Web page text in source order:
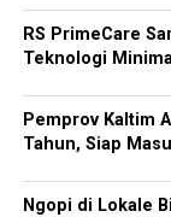
RS PrimeCare
Teknologi
Pemprov Kaltim
Tahun, Siap
Ngopi di Lokale